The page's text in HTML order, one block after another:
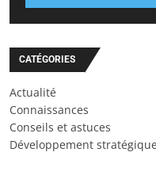
CATÉGORIES
Actualité
Connaissances
Conseils et astuces
Développement stratégique